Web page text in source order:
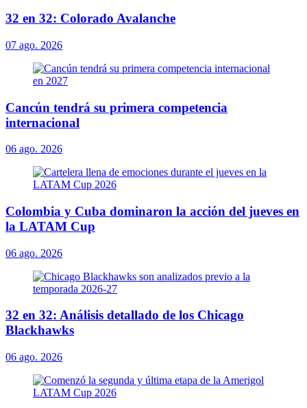
32 en 32: Colorado Avalanche
07 ago. 2026
Cancún tendrá su primera competencia
internacional
06 ago. 2026
Colombia y Cuba dominaron la acción del jueves en
la LATAM Cup
06 ago. 2026
32 en 32: Análisis detallado de los Chicago
Blackhawks
06 ago. 2026